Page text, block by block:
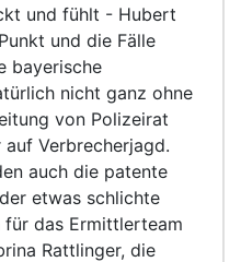
und fühlt - Hubert
und die Fälle
bayerische
nicht ganz ohne
von Polizeirat
Verbrecherjagd.
auch die patente
etwas schlichte
für das Ermittlerteam
Rattlinger, die